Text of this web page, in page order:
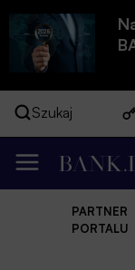
Szukaj
PARTNER
PORTALU